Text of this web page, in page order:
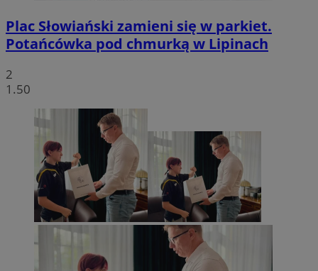
Plac Słowiański zamieni się w parkiet.
Potańcówka pod chmurką w Lipinach
2
1.50